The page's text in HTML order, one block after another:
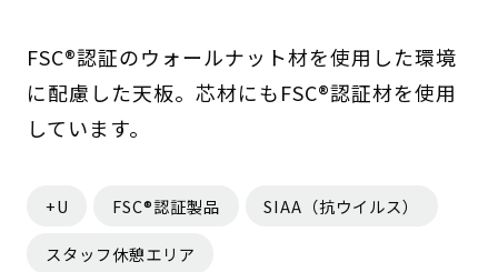
FSC®認証のウォールナット材を使用した環境
に配慮した天板。芯材にもFSC®認証材を使用
しています。
+U FSC®認証製品 SIAA（抗ウイルス）
スタッフ休憩エリア